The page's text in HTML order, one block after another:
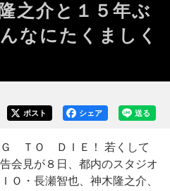
之介と１５年ぶ
なにたくましく
送る
シェア
ポスト
ＴＯ ＤＩＥ！ 若くして
会見が８日、都内のスタジオ
Ｏ・長瀬智也、神木隆之介、